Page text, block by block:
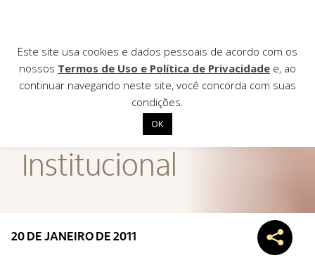
Institucional
Institucional
20 DE JANEIRO DE 2011
Este site usa cookies e dados pessoais de acordo com os
nossos Termos de Uso e Política de Privacidade e, ao
continuar navegando neste site, você concorda com suas
condições.
OK